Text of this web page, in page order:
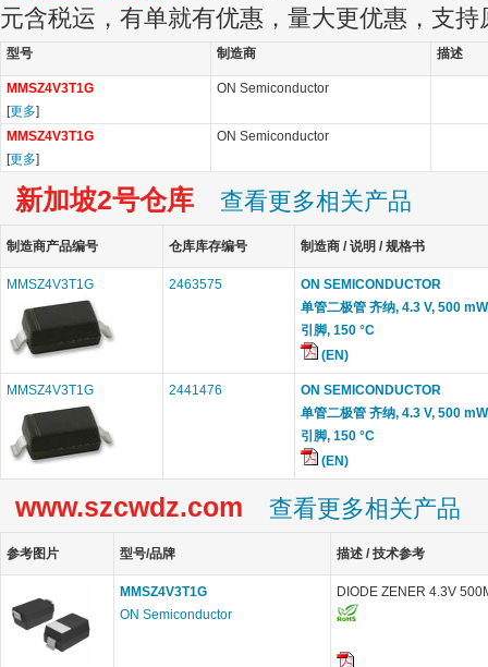
元含税运，有单就有优惠，量大更优惠，支持
型号 制造商 描述
MMSZ4V3T1G
[更多]
ON Semiconductor
MMSZ4V3T1G
[更多]
ON Semiconductor
新加坡2号仓库 查看更多相关产品
制造商产品编号 仓库库存编号 制造商 / 说明 / 规格书
MMSZ4V3T1G 2463575
ON SEMICONDUCTOR
单管二极管 齐纳, 4.3 V, 500
引脚, 150 °C
(EN)
MMSZ4V3T1G 2441476
ON SEMICONDUCTOR
单管二极管 齐纳, 4.3 V, 500
引脚, 150 °C
(EN)
www.szcwdz.com 查看更多相关产品
参考图片 型号/品牌 描述 / 技术参考
MMSZ4V3T1G
ON Semiconductor
DIODE ZENER 4.3V